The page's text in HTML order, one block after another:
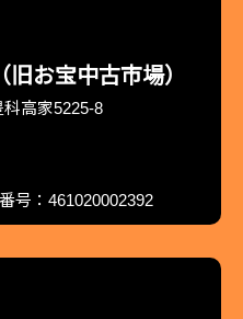
お宝中古市場）
高家5225-8
号：461020002392